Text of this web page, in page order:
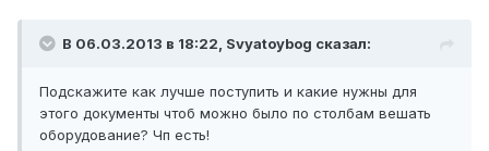
В 06.03.2013 в 18:22, Svyatoybog сказал:
Подскажите как лучше поступить и какие нужны для
этого документы чтоб можно было по столбам вешать
оборудование? Чп есть!